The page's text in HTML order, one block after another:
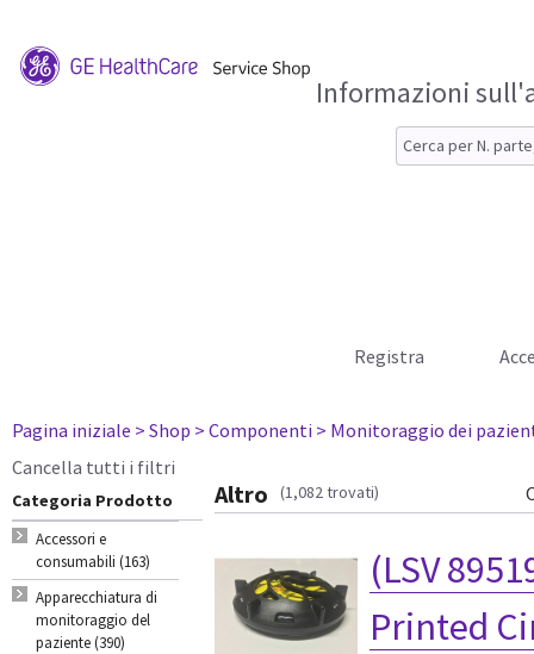
Informazioni
Registra
Pagina iniziale > Shop > Componenti > Monitoraggio dei
Cancella tutti i filtri
Categoria Prodotto
Accessori e
consumabili (163)
Apparecchiatura di
monitoraggio del
paziente (390)
Altro (1,082 trovati)
(LSV
Printed